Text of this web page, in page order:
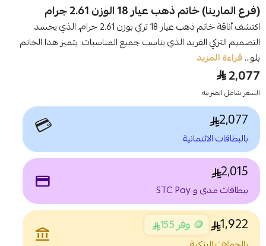
(فرع المارينا) خاتم ذهب عيار 18 الوزن 2.61 جرام
اكتشف أناقة خاتم ذهب عيار 18 تركي بوزن 2.61 جرام، الذي يجسد
التصميم التركي الفريد الذي يناسب جميع المناسبات. يتميز هذا الخاتم
بلو...قراءة المزيد
2,077
السعر شامل الضريبه
2,077
بالبطاقات الائتمانية 💳
2,015
ببطاقات مدى و STC Pay payment
1,922 🪙 وفر 155 account_balance